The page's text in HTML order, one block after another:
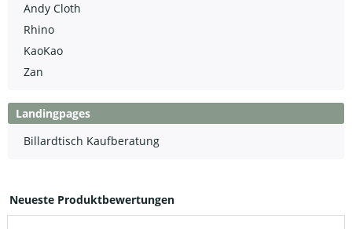
Andy Cloth
Rhino
KaoKao
Zan
Landingpages
Billardtisch Kaufberatung
Neueste Produktbewertungen